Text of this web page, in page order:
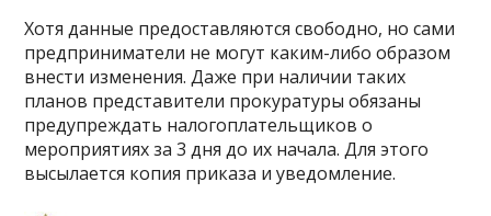
Хотя данные предоставляются свободно, но сами
предприниматели не могут каким-либо образом
внести изменения. Даже при наличии таких
планов представители прокуратуры обязаны
предупреждать налогоплательщиков о
мероприятиях за 3 дня до их начала. Для этого
высылается копия приказа и уведомление.